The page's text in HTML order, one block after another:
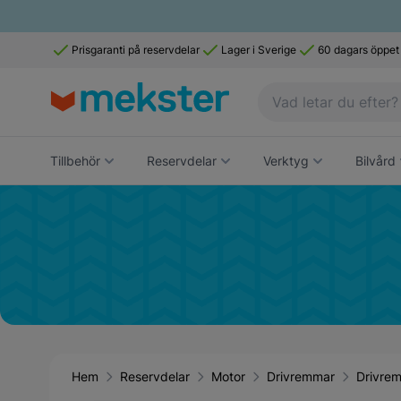
Prisgaranti på reservdelar Lager i Sverige 60 dagars
Tillbehör Reservdelar Verktyg Bilvård
Hem Reservdelar Motor Drivremmar Drivrem